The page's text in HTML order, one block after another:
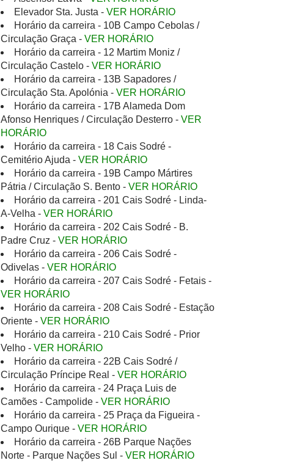
Elevador Sta. Justa - VER HORÁRIO
Horário da carreira - 10B Campo Cebolas /
Circulação Graça - VER HORÁRIO
Horário da carreira - 12 Martim Moniz /
Circulação Castelo - VER HORÁRIO
Horário da carreira - 13B Sapadores /
Circulação Sta. Apolónia - VER HORÁRIO
Horário da carreira - 17B Alameda Dom
Afonso Henriques / Circulação Desterro - VER
HORÁRIO
Horário da carreira - 18 Cais Sodré -
Cemitério Ajuda - VER HORÁRIO
Horário da carreira - 19B Campo Mártires
Pátria / Circulação S. Bento - VER HORÁRIO
Horário da carreira - 201 Cais Sodré - Linda-
A-Velha - VER HORÁRIO
Horário da carreira - 202 Cais Sodré - B.
Padre Cruz - VER HORÁRIO
Horário da carreira - 206 Cais Sodré -
Odivelas - VER HORÁRIO
Horário da carreira - 207 Cais Sodré - Fetais -
VER HORÁRIO
Horário da carreira - 208 Cais Sodré - Estação
Oriente - VER HORÁRIO
Horário da carreira - 210 Cais Sodré - Prior
Velho - VER HORÁRIO
Horário da carreira - 22B Cais Sodré /
Circulação Príncipe Real - VER HORÁRIO
Horário da carreira - 24 Praça Luis de
Camões - Campolide - VER HORÁRIO
Horário da carreira - 25 Praça da Figueira -
Campo Ourique - VER HORÁRIO
Horário da carreira - 26B Parque Nações
Norte - Parque Nações Sul - VER HORÁRIO